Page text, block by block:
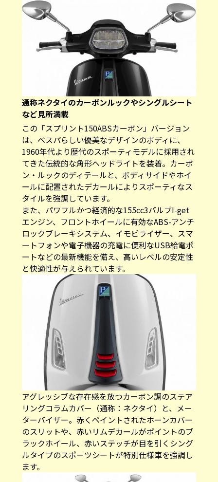
通称ネクタイのカーボンルックやシングルシート
など見所満載
この「スプリント150ABSカーボン」バージョン
は、ベスパらしい優美なデザインのボディに、
1960年代より歴代のスポーティモデルに採用され
てきた伝統的な角形ヘッドライトを装着。カーボ
ン・ルックのディテールと、ボディサイドやホイ
ールに配置されたデカールによりスポーティなス
タイルを強調しています。
また、パワフルかつ経済的な155cc3バルブI-get
エンジン、フロントホイールに有効なABS-アンチ
ロックブレーキシステム、イモビライザー、スマ
ートフォンや電子機器の充電に便利なUSB給電ポ
ートなどの最新機能を備え、高いレベルの安定性
と快適性が与えられています。
アグレッシブな存在感を放つカーボン調のステア
リングコラムカバー（通称：ネクタイ）と、メー
ターバイザー。赤くペイントされたホーンカバー
のスリットや、赤いリムデカールがポイントのブ
ラックホイール、赤いステッチが目を引くシング
ルタイプのスポーツシートが特別仕様車を強調し
ます。